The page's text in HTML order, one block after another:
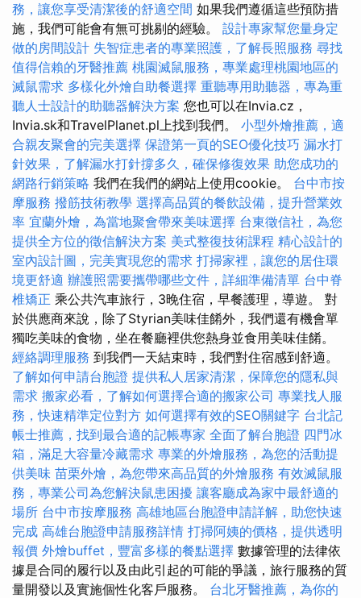
務，讓您享受清潔後的舒適空間 如果我們遵循這些預防措
施，我們可能會有無可挑剔的經驗。 設計專家幫您量身定
做的房間設計 失智症患者的專業照護，了解長照服務 尋找
值得信賴的牙醫推薦 桃園滅鼠服務，專業處理桃園地區的
滅鼠需求 多樣化外燴自助餐選擇 重聽專用助聽器，專為重
聽人士設計的助聽器解決方案 您也可以在Invia.cz，
Invia.sk和TravelPlanet.pl上找到我們。 小型外燴推薦，適
合親友聚會的完美選擇 保證第一頁的SEO優化技巧 漏水打
針效果，了解漏水打針撐多久，確保修復效果 助您成功的
網路行銷策略 我們在我們的網站上使用cookie。 台中市按
摩服務 撥筋技術教學 選擇高品質的餐飲設備，提升營業效
率 宜蘭外燴，為當地聚會帶來美味選擇 台東徵信社，為您
提供全方位的徵信解決方案 美式整復技術課程 精心設計的
室內設計圖，完美實現您的需求 打掃家裡，讓您的居住環
境更舒適 辦護照需要攜帶哪些文件，詳細準備清單 台中脊
椎矯正 乘公共汽車旅行，3晚住宿，早餐護理，導遊。 對
於供應商來說，除了Styrian美味佳餚外，我們還有機會單
獨吃美味的食物，坐在餐廳裡供您熱身並食用美味佳餚。
經絡調理服務 到我們一天結束時，我們對住宿感到舒適。
了解如何申請台胞證 提供私人居家清潔，保障您的隱私與
需求 搬家必看，了解如何選擇合適的搬家公司 專業找人服
務，快速精準定位對方 如何選擇有效的SEO關鍵字 台北記
帳士推薦，找到最合適的記帳專家 全面了解台胞證 四門冰
箱，滿足大容量冷藏需求 專業的外燴服務，為您的活動提
供美味 苗栗外燴，為您帶來高品質的外燴服務 有效滅鼠服
務，專業公司為您解決鼠患困擾 讓客廳成為家中最舒適的
場所 台中市按摩服務 高雄地區台胞證申請詳解，助您快速
完成 高雄台胞證申請服務詳情 打掃阿姨的價格，提供透明
報價 外燴buffet，豐富多樣的餐點選擇 數據管理的法律依
據是合同的履行以及由此引起的可能的爭議，旅行服務的質
量開發以及實施個性化客戶服務。 台北牙醫推薦，為你的